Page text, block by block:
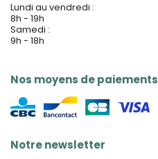
Lundi au vendredi :
8h - 19h
Samedi :
9h - 18h
Nos moyens de paiements
Notre newsletter